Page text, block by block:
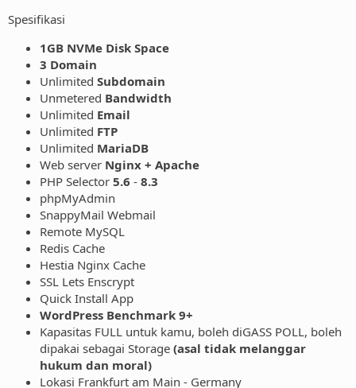
Spesifikasi
1GB NVMe Disk Space
3 Domain
Unlimited Subdomain
Unmetered Bandwidth
Unlimited Email
Unlimited FTP
Unlimited MariaDB
Web server Nginx + Apache
PHP Selector 5.6 - 8.3
phpMyAdmin
SnappyMail Webmail
Remote MySQL
Redis Cache
Hestia Nginx Cache
SSL Lets Enscrypt
Quick Install App
WordPress Benchmark 9+
Kapasitas FULL untuk kamu, boleh diGASS POLL, boleh
dipakai sebagai Storage (asal tidak melanggar
hukum dan moral)
Lokasi Frankfurt am Main - Germany